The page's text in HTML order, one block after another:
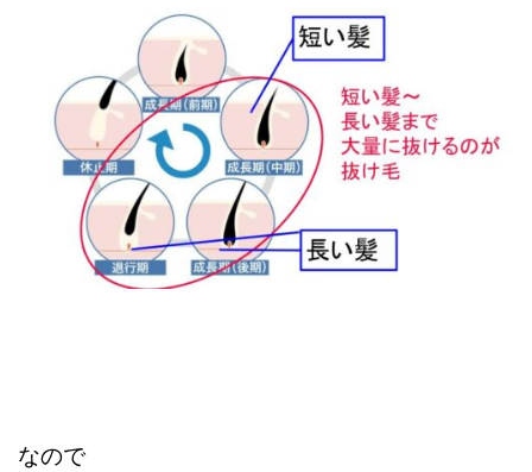
なので